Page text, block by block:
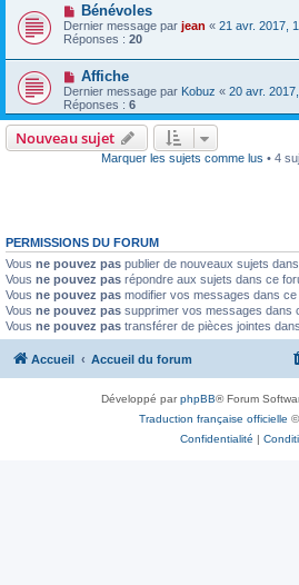
Bénévoles
Dernier message par jean « 21 avr. 2017,
Réponses : 20
Affiche
Dernier message par Kobuz « 20 avr.
Réponses : 6
Nouveau sujet
Marquer les sujets comme lus • 4
PERMISSIONS DU FORUM
Vous ne pouvez pas publier de nouveaux sujets
Vous ne pouvez pas répondre aux sujets dans ce
Vous ne pouvez pas modifier vos messages dans ce
Vous ne pouvez pas supprimer vos messages dans
Vous ne pouvez pas transférer de pièces jointes
Accueil Accueil du forum
Développé parphpBB® Forum
Traduction française officielle ©
Confidentialité |